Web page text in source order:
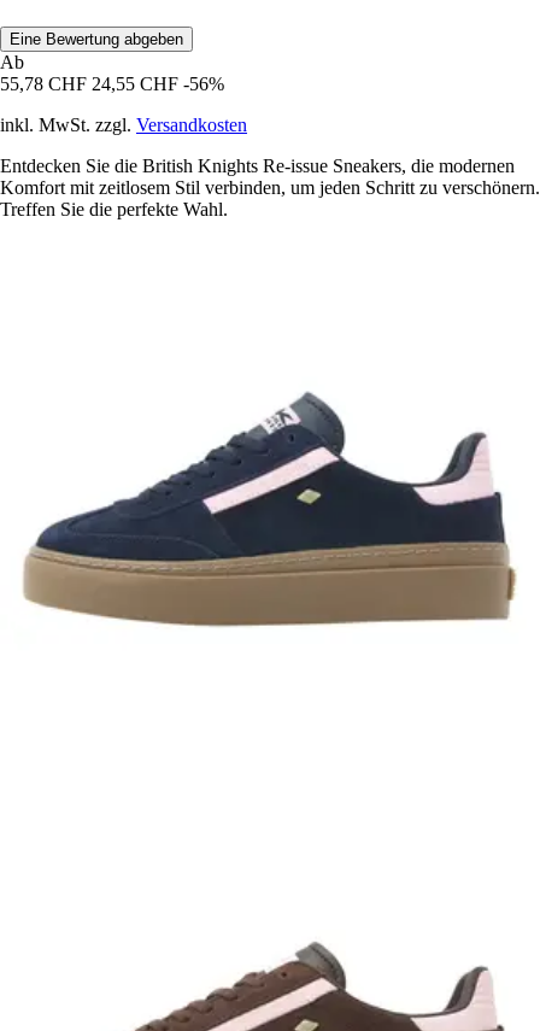
Eine Bewertung abgeben
Ab
55,78 CHF 24,55 CHF -56%
inkl. MwSt. zzgl. Versandkosten
Entdecken Sie die British Knights Re-issue Sneakers, die modernen
Komfort mit zeitlosem Stil verbinden, um jeden Schritt zu verschönern.
Treffen Sie die perfekte Wahl.